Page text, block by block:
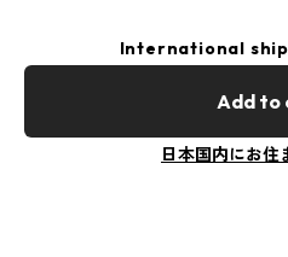
International
Add to
日本国内にお住